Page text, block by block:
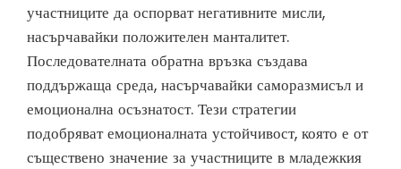
участниците да оспорват негативните мисли,
насърчавайки положителен манталитет.
Последователната обратна връзка създава
поддържаща среда, насърчавайки саморазмисъл и
емоционална осъзнатост. Тези стратегии
подобряват емоционалната устойчивост, която е от
съществено значение за участниците в младежкия